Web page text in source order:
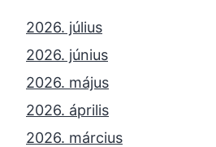
2026. július
2026. június
2026. május
2026. április
2026. március